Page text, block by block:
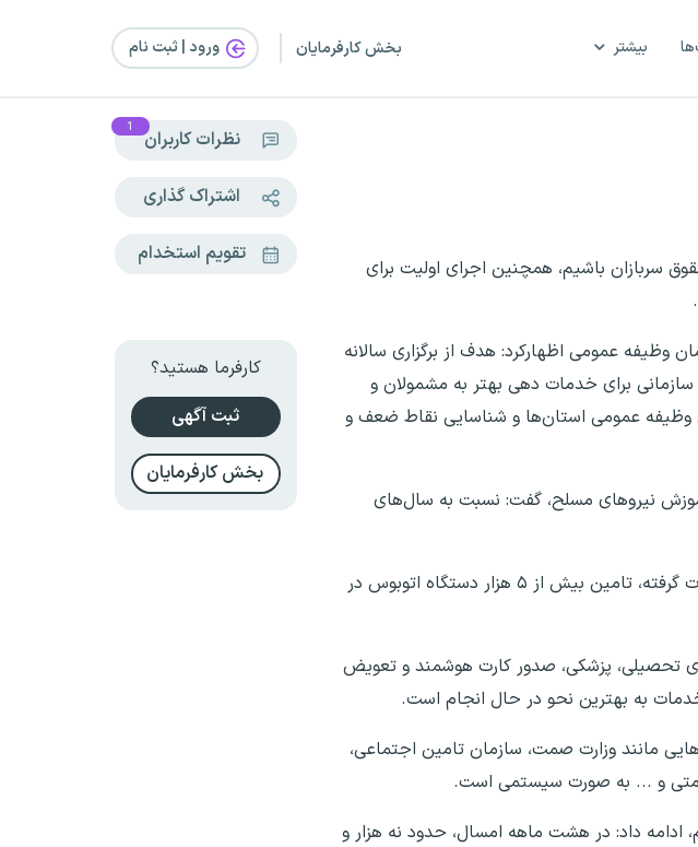
بیشتر بخش کارفرمایان ورود | ثبت‌ نام
سربازان باشیم، همچنین اجرای اولیت برای
عمومی اظهارکرد: هدف از برگزاری سالانه
سازمانی برای خدمات دهی بهتر به مشمولان و
وظیفه عمومی استان‌ها و شناسایی نقاط ضعف و
نیروهای مسلح، گفت: نسبت به سال‌های
مهری بیان کرد: از دیگر اقداماتی که به منظور رفاه حال مشمولان در تردد به مراکز آموزش صورت گرفته، تامین بیش از ۵ هزار دستگاه اتوبوس در
تحصیلی، پزشکی، صدور کارت هوشمند و تعویض
به بهترین نحو در حال انجام است.
مانند وزارت صمت، سازمان تامین اجتماعی،
خدمتی و ... به صورت سیستمی است.
ادامه داد: در هشت ماهه امسال، حدود نه هزار و
نظرات کاربران 1
اشتراک گذاری
تقویم استخدام
کارفرما هستید؟
ثبت آگهی
بخش کارفرمایان